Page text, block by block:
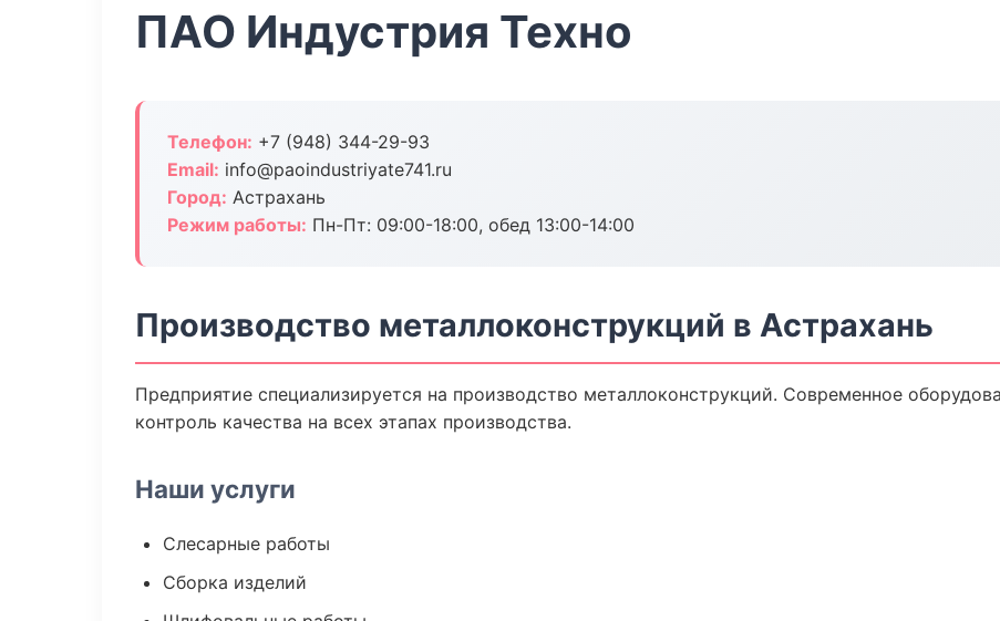
ПАО Индустрия Техно
Телефон: +7 (948) 344-29-93
Email: info@paoindustriyate741.ru
Город: Астрахань
Режим работы: Пн-Пт: 09:00-18:00, обед 13:00-14:00
Производство металлоконструкций в Астрахань
Предприятие специализируется на производство металлоконструкций. Современное
контроль качества на всех этапах производства.
Наши услуги
Слесарные работы
Сборка изделий